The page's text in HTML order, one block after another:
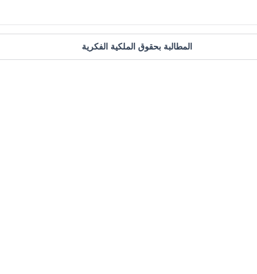
المطالبة بحقوق الملكية الفكرية